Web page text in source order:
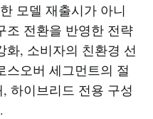
모델 재출시가 아니
조 전환을 반영한 전략
화, 소비자의 친환경 선
스오버 세그먼트의 절
하이브리드 전용 구성